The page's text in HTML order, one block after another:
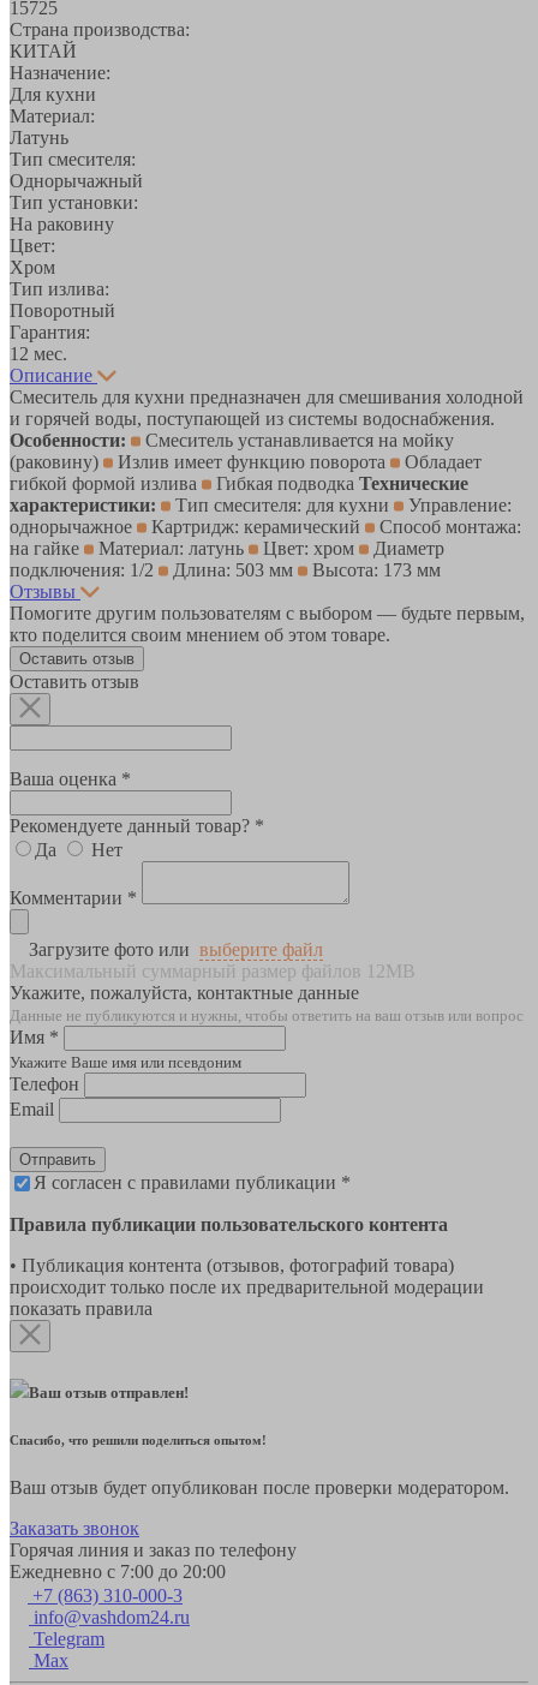
15725
Страна производства:
КИТАЙ
Назначение:
Для кухни
Материал:
Латунь
Тип смесителя:
Однорычажный
Тип установки:
На раковину
Цвет:
Хром
Тип излива:
Поворотный
Гарантия:
12 мес.
Описание
Смеситель для кухни предназначен для смешивания холодной
и горячей воды, поступающей из системы водоснабжения.
Особенности:
Смеситель устанавливается на мойку
(раковину)
Излив имеет функцию поворота
Обладает
гибкой формой излива
Гибкая подводка Технические
характеристики:
Тип смесителя: для кухни
Управление:
однорычажное
Картридж: керамический
Способ монтажа:
на гайке
Материал: латунь Цвет: хром
Диаметр
подключения: 1/2
Длина: 503 мм
Высота: 173 мм
Отзывы
Помогите другим пользователям с выбором — будьте первым,
кто поделится своим мнением об этом товаре.
Оставить отзыв
Оставить отзыв
Ваша оценка *
Рекомендуете данный товар? *
Да
Нет
Комментарии *
Загрузите фото или выберите файл
Максимальный суммарный размер файлов 12MB
Укажите, пожалуйста, контактные данные
Данные не публикуются и нужны, чтобы ответить на ваш отзыв или вопрос
Имя *
Укажите Ваше имя или псевдоним
Телефон
Email
Отправить
Я согласен с правилами публикации *
Правила публикации пользовательского контента
• Публикация контента (отзывов, фотографий товара)
происходит только после их предварительной модерации
показать правила
Ваш отзыв отправлен!
Спасибо, что решили поделиться опытом!
Ваш отзыв будет опубликован после проверки модератором.
Заказать звонок
Горячая линия и заказ по телефону
Ежедневно с 7:00 до 20:00
+7 (863) 310-000-3
info@vashdom24.ru
Telegram
Max